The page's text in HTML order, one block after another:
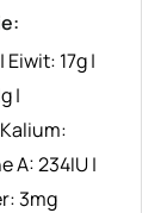
| Eiwit: 17g|
g|
Kalium:
A:234IU|
3mg